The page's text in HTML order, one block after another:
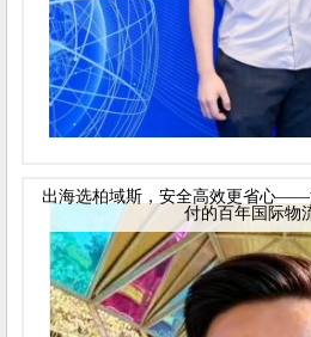
出海选柏域斯，安全高效更省心——
付的百年国际物